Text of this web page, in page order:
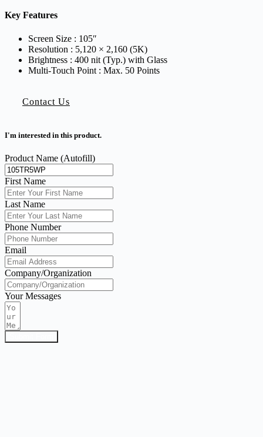
Key Features
Screen Size : 105″
Resolution : 5,120 × 2,160 (5K)
Brightness : 400 nit (Typ.) with Glass
Multi-Touch Point : Max. 50 Points
Contact Us
I'm interested in this product.
Product Name (Autofill)
First Name
Last Name
Phone Number
Email
Company/Organization
Your Messages